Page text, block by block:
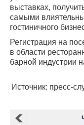
выставках,
самыми
гостиничного
Регистрация на
в области
барной индустрии
Источник: пресс-